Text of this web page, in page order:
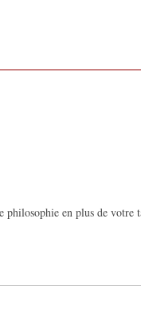
philosophie en plus de